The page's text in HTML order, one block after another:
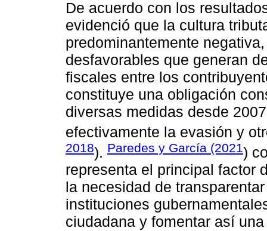
De acuerdo con los
evidenció que la cultura
predominantemente
desfavorables que generan
fiscales entre los
constituye una obligación
diversas medidas desde
efectivamente la evasión y
2018). Paredes y García (2021)
representa el principal factor
la necesidad de
instituciones
ciudadana y fomentar así